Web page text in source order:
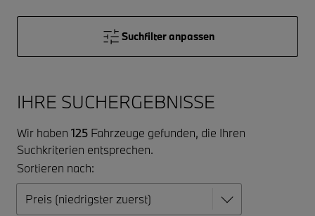
Suchfilter anpassen
IHRE SUCHERGEBNISSE
Wir haben 125 Fahrzeuge gefunden, die Ihren
Suchkriterien entsprechen.
Sortieren nach: